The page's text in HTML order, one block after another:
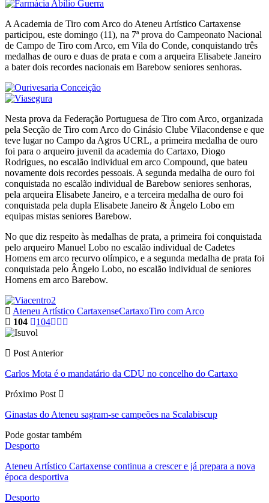
A Academia de Tiro com Arco do Ateneu Artístico Cartaxense
participou, este domingo (11), na 7ª prova do Campeonato Nacional
de Campo de Tiro com Arco, em Vila do Conde, conquistando três
medalhas de ouro e duas de prata e com a arqueira Elisabete Janeiro
a bater dois recordes nacionais em Barebow seniores senhoras.
Nesta prova da Federação Portuguesa de Tiro com Arco, organizada
pela Secção de Tiro com Arco do Ginásio Clube Vilacondense e que
teve lugar no Campo da Agros UCRL, a primeira medalha de ouro
foi para o arqueiro juvenil da academia do Cartaxo, Diogo
Rodrigues, no escalão individual em arco Compound, que bateu
novamente dois recordes pessoais. A segunda medalha de ouro foi
conquistada no escalão individual de Barebow seniores senhoras,
pela arqueira Elisabete Janeiro, e a terceira medalha de ouro foi
conquistada pela dupla Elisabete Janeiro & Ângelo Lobo em
equipas mistas seniores Barebow.
No que diz respeito às medalhas de prata, a primeira foi conquistada
pelo arqueiro Manuel Lobo no escalão individual de Cadetes
Homens em arco recurvo olímpico, e a segunda medalha de prata foi
conquistada pelo Ângelo Lobo, no escalão individual de seniores
Homens em arco Barebow.
Ateneu Artístico CartaxenseCartaxoTiro com Arco
104
104
Post Anterior
Carlos Mota é o mandatário da CDU no concelho do Cartaxo
Próximo Post
Ginastas do Ateneu sagram-se campeões na Scalabiscup
Pode gostar também
Desporto
Ateneu Artístico Cartaxense continua a crescer e já prepara a nova
época desportiva
Desporto